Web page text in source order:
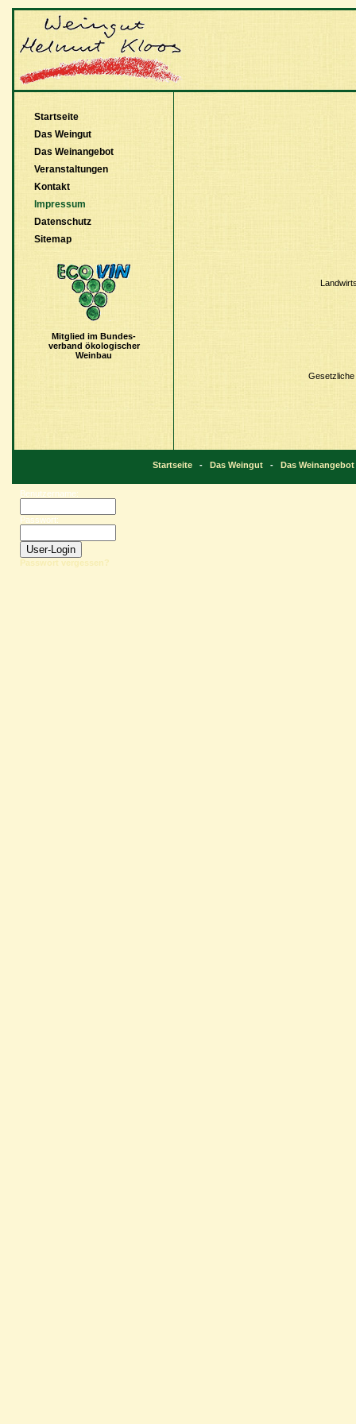
Startseite
Das Weingut
Das Weinangebot
Veranstaltungen
Kontakt
Impressum
Datenschutz
Sitemap
Mitglied im Bundes-
verband ökologischer
Weinbau
Startseite - Das Weingut - Das Weinangebot
Benutzername:
Passwort:
Passwort vergessen?